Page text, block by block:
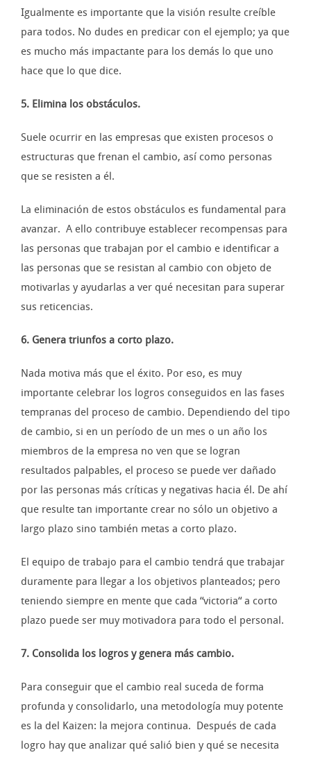
Igualmente es importante que la visión resulte creíble
para todos. No dudes en predicar con el ejemplo; ya que
es mucho más impactante para los demás lo que uno
hace que lo que dice.
5. Elimina los obstáculos.
Suele ocurrir en las empresas que existen procesos o
estructuras que frenan el cambio, así como personas
que se resisten a él.
La eliminación de estos obstáculos es fundamental para
avanzar. A ello contribuye establecer recompensas para
las personas que trabajan por el cambio e identificar a
las personas que se resistan al cambio con objeto de
motivarlas y ayudarlas a ver qué necesitan para superar
sus reticencias.
6. Genera triunfos a corto plazo.
Nada motiva más que el éxito. Por eso, es muy
importante celebrar los logros conseguidos en las fases
tempranas del proceso de cambio. Dependiendo del tipo
de cambio, si en un período de un mes o un año los
miembros de la empresa no ven que se logran
resultados palpables, el proceso se puede ver dañado
por las personas más críticas y negativas hacia él. De ahí
que resulte tan importante crear no sólo un objetivo a
largo plazo sino también metas a corto plazo.
El equipo de trabajo para el cambio tendrá que trabajar
duramente para llegar a los objetivos planteados; pero
teniendo siempre en mente que cada “victoria“ a corto
plazo puede ser muy motivadora para todo el personal.
7. Consolida los logros y genera más cambio.
Para conseguir que el cambio real suceda de forma
profunda y consolidarlo, una metodología muy potente
es la del Kaizen: la mejora continua. Después de cada
logro hay que analizar qué salió bien y qué se necesita